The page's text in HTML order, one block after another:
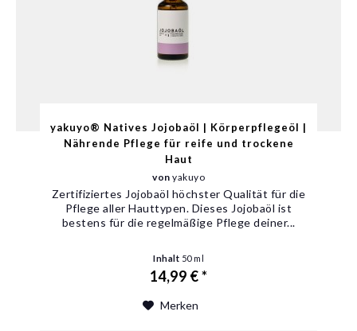
yakuyo® Natives Jojobaöl | Körperpflegeöl |
Nährende Pflege für reife und trockene
Haut
vonyakuyo
Zertifiziertes Jojobaöl höchster Qualität für die
Pflege aller Hauttypen. Dieses Jojobaöl ist
bestens für die regelmäßige Pflege deiner...
Inhalt 50 ml
14,99 € *
Merken